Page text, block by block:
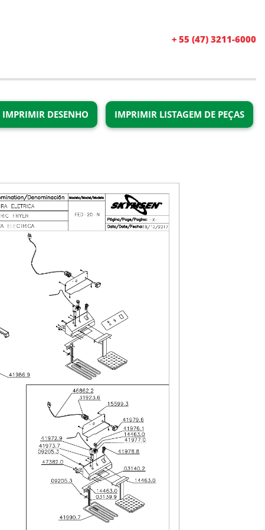
+ 55 (47) 3211-6000
IMPRIMIR DESENHO IMPRIMIR LISTAGEM DE PEÇAS